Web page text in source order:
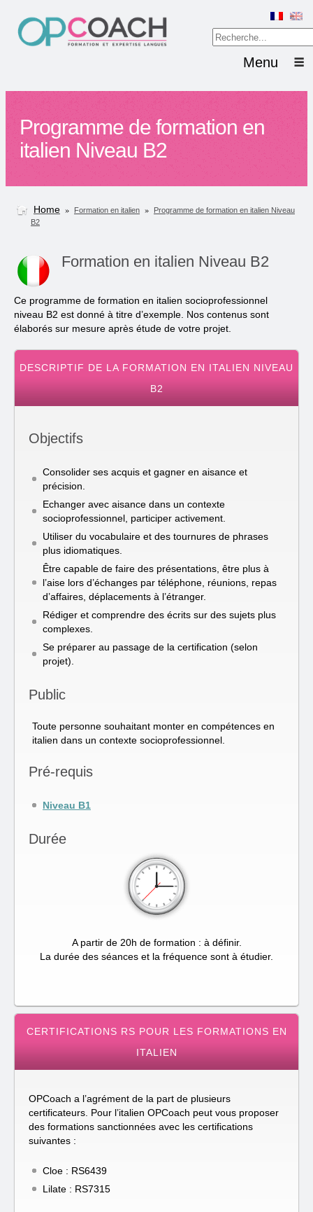
Menu
Programme de formation en
italien Niveau B2
Home » Formation en italien »
Programme de formation en italien Niveau
B2
Formation en italien Niveau B2
Ce programme de formation en italien socioprofessionnel
niveau B2 est donné à titre d’exemple. Nos contenus sont
élaborés sur mesure après étude de votre projet.
DESCRIPTIF DE LA FORMATION EN ITALIEN NIVEAU
B2
Objectifs
Consolider ses acquis et gagner en aisance et
précision.
Echanger avec aisance dans un contexte
socioprofessionnel, participer activement.
Utiliser du vocabulaire et des tournures de phrases
plus idiomatiques.
Être capable de faire des présentations, être plus à
l’aise lors d’échanges par téléphone, réunions, repas
d’affaires, déplacements à l’étranger.
Rédiger et comprendre des écrits sur des sujets plus
complexes.
Se préparer au passage de la certification (selon
projet).
Public
Toute personne souhaitant monter en compétences en
italien dans un contexte socioprofessionnel.
Pré-requis
Niveau B1
Durée
A partir de 20h de formation : à définir.
La durée des séances et la fréquence sont à étudier.
CERTIFICATIONS RS POUR LES FORMATIONS EN
ITALIEN
OPCoach a l’agrément de la part de plusieurs
certificateurs. Pour l’italien OPCoach peut vous proposer
des formations sanctionnées avec les certifications
suivantes :
Cloe : RS6439
Lilate : RS7315